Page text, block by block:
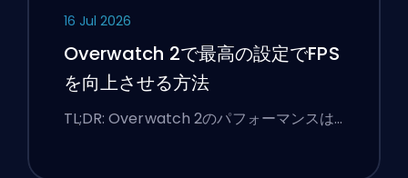
16 Jul 2026
Overwatch 2で最高の設定でFPS
を向上させる方法
TL;DR: Overwatch 2のパフォーマンスは…